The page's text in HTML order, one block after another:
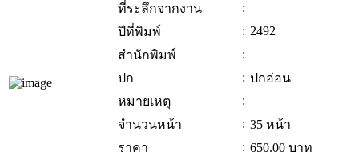
ที่ระลึกจากงาน
:
ปีที่พิมพ์
: 2492
สำนักพิมพ์
:
ปก
: ปกอ่อน
หมายเหตุ
:
จำนวนหน้า
: 35 หน้า
ราคา
: 650.00 บาท